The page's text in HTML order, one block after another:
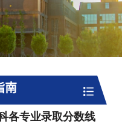
南
各专业录取分数线